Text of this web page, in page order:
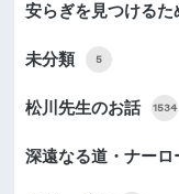
安らぎを見つけるた
未分類 5
松川先生のお話 1534
深遠なる道・ナー